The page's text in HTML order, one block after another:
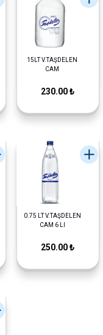
15LT V.TAŞDELEN
CAM
230.00 ₺
0.75 LT V.TAŞDELEN
CAM 6 LI
250.00 ₺